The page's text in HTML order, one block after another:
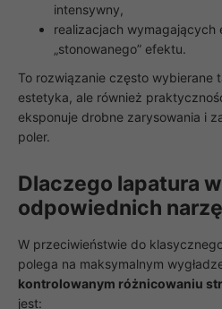
intensywny,
realizacjach wymagających
„stonowanego” efektu.
To rozwiązanie często wybierane
estetyka, ale również
eksponuje drobne zarysowania i
poler.
Dlaczego lapatura
odpowiednich
W przeciwieństwie do
polega na maksymalnym
kontrolowanym różnicowaniu
jest: